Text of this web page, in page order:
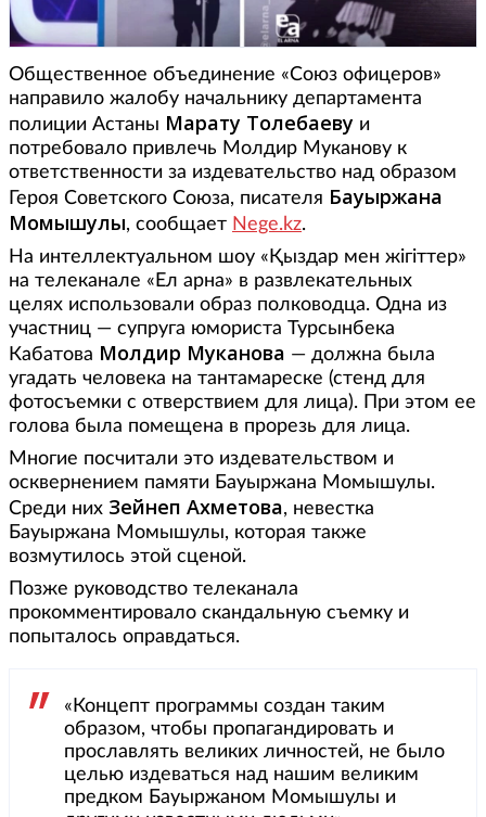
Общественное объединение «Союз офицеров»
направило жалобу начальнику департамента
полиции Астаны Марату Толебаеву и
потребовало привлечь Молдир Муканову к
ответственности за издевательство над образом
Героя Советского Союза, писателя Бауыржана
Момышулы, сообщает Nege.kz.
На интеллектуальном шоу «Қыздар мен жігіттер»
на телеканале «Ел арна» в развлекательных
целях использовали образ полководца. Одна из
участниц — супруга юмориста Турсынбека
Кабатова Молдир Муканова — должна была
угадать человека на тантамареске (стенд для
фотосъемки с отверствием для лица). При этом ее
голова была помещена в прорезь для лица.
Многие посчитали это издевательством и
осквернением памяти Бауыржана Момышулы.
Среди них Зейнеп Ахметова, невестка
Бауыржана Момышулы, которая также
возмутилось этой сценой.
Позже руководство телеканала
прокомментировало скандальную съемку и
попыталось оправдаться.
«Концепт программы создан таким
образом, чтобы пропагандировать и
прославлять великих личностей, не было
целью издеваться над нашим великим
предком Бауыржаном Момышулы и